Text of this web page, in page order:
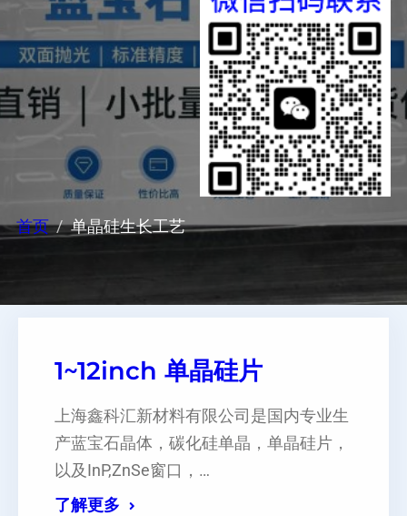
首页 单晶硅生长工艺
1~12inch 单晶硅片
上海鑫科汇新材料有限公司是国内专业生
产蓝宝石晶体，碳化硅单晶，单晶硅片，
以及InP,ZnSe窗口，…
了解更多